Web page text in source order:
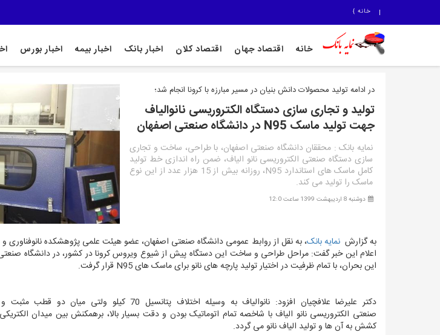
خانه }
خانه اقتصاد جهان اقتصاد کلان اخبار بانک اخبار بیمه اخبار بورس
در ادامه تولید محصولات دانش بنیان در مسیر مبارزه با کرونا انجام شد؛
تولید و تجاری سازی دستگاه الکتروریسی نانوالیاف
جهت تولید ماسک N95 در دانشگاه صنعتی اصفهان
نمایه بانک : محققان دانشگاه صنعتی اصفهان، با طراحی، ساخت و تجاری
سازی دستگاه صنعتی الکتروریسی نانو الیاف، ضمن راه اندازی خط تولید
کامل ماسک های استاندارد N95، روزانه بیش از 15 هزار عدد از این نوع
ماسک را تولید می کند.
دوشنبه 8 اردیبهشت 1399 ساعت 12:0
به گزارشنمایه بانک، به نقل از روابط عمومی دانشگاه صنعتی اصفهان، عضو هیئت علمی پژوهشکده نانوفناوری و
اعلام این خبر گفت: مراحل طراحی و ساخت این دستگاه پیش از شیوع ویروس کرونا در کشور، در دانشگاه صنعتی
این بحران، با تمام ظرفیت در اختیار تولید پارچه های نانو برای ماسک های N95 قرار گرفت.
دکتر علیرضا علافچیان افزود: نانوالیاف به وسیله اختلاف
صنعتی الکتروریسی نانو الیاف با شاخصه تمام اتوماتیک بودن و دقت بسیار بالا، برهمکنش بین میدان
کشش به آن ها و تولید الیاف نانو می گردد.